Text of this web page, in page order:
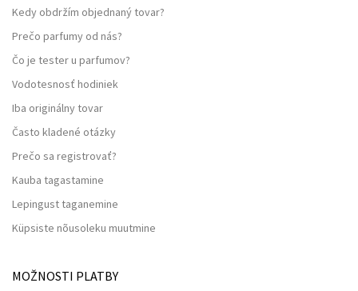
Kedy obdržím objednaný tovar?
Prečo parfumy od nás?
Čo je tester u parfumov?
Vodotesnosť hodiniek
Iba originálny tovar
Často kladené otázky
Prečo sa registrovať?
Kauba tagastamine
Lepingust taganemine
Küpsiste nõusoleku muutmine
MOŽNOSTI PLATBY